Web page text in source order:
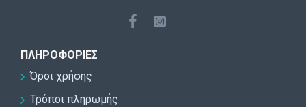
ΠΛΗΡΟΦΟΡΊΕΣ
Όροι χρήσης
Τρόποι πληρωμής